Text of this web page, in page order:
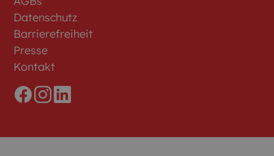
Datenschutz
Barrierefreiheit
Presse
Kontakt